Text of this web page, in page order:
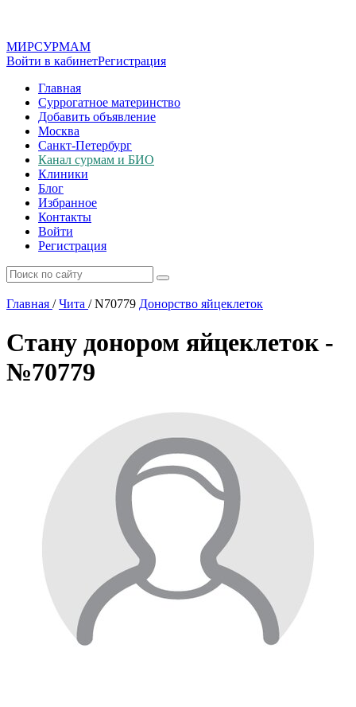
МИРСУРМАМ
Войти в кабинетРегистрация
Главная
Суррогатное материнство
Добавить объявление
Москва
Санкт-Петербург
Канал сурмам и БИО
Клиники
Блог
Избранное
Контакты
Войти
Регистрация
Главная / Чита /N70779 Донорство яйцеклеток
Стану донором яйцеклеток -
№70779